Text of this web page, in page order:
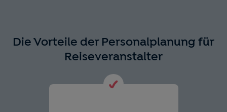
Die Vorteile der Personalplanung für
Reiseveranstalter